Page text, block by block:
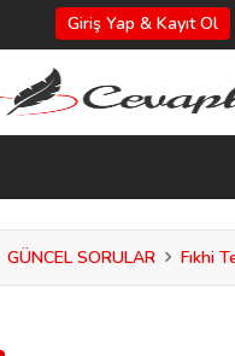
Giriş Yap & Kayıt Ol
GÜNCEL SORULAR Fıkhi